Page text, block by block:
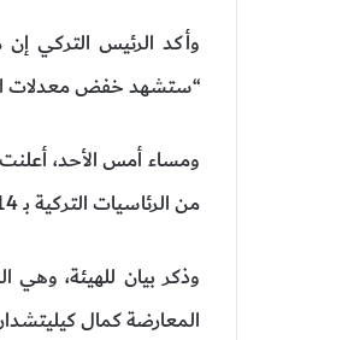
وأكد الرئيس التركي
“ستشهد خفض معدلات
ومساء أمس الأحد، أعلنت
من الرئاسيات التركية بـ 52,14 في المائة.
وذكر بيان للهيئة، وهي
المعارضة كمال كيليتشدار أوغلو